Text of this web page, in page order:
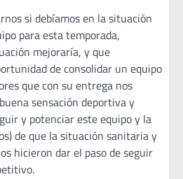
si debíamos en la situación
para esta temporada,
mejoraría, y que
de consolidar un equipo
que con su entrega nos
sensación deportiva y
y potenciar este equipo y la
de que la situación sanitaria y
hicieron dar el paso de seguir